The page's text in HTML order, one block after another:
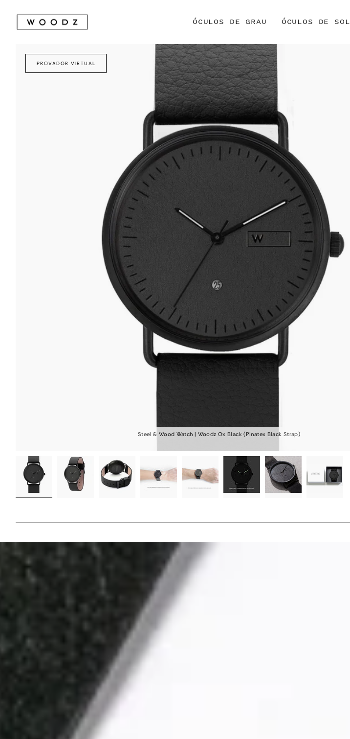
conteúdo
ÓCULOS DE GRAU ÓCULOS DE SOL
PROVADOR VIRTUAL
Steel & Wood Watch | Woodz Ox Black (Pinatex Black Strap)